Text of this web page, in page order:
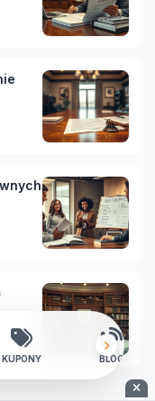
KUPONY BLOG